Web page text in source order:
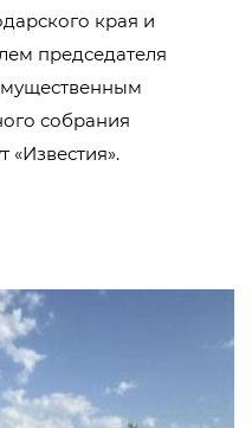
края и
председателя
собрания
«Известия».